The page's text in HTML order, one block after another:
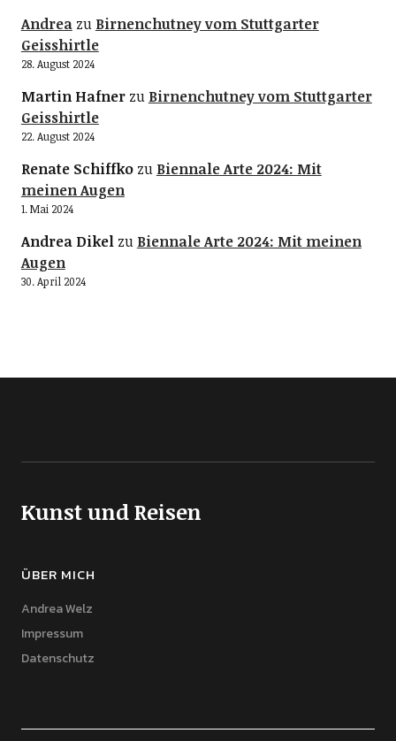
Andreazu Birnenchutney vom Stuttgarter
Geisshirtle
28. August 2024
Martin Hafnerzu Birnenchutney vom Stuttgarter
Geisshirtle
22. August 2024
Renate Schiffkozu Biennale Arte 2024: Mit
meinen Augen
1. Mai 2024
Andrea Dikelzu Biennale Arte 2024: Mit meinen
Augen
30. April 2024
Kunst und Reisen
ÜBER MICH
Andrea Welz
Impressum
Datenschutz